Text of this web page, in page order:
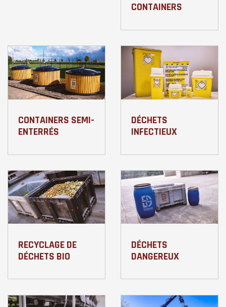
CONTAINERS
CONTAINERS SEMI-
ENTERRÉS
DÉCHETS
INFECTIEUX
RECYCLAGE DE
DÉCHETS BIO
DÉCHETS
DANGEREUX